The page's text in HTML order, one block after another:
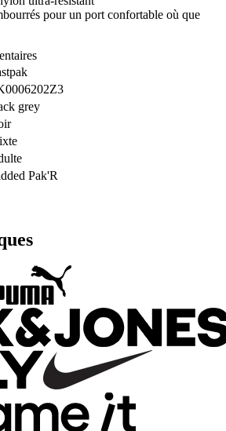
pour un port confortable où que
grey
Pak'R